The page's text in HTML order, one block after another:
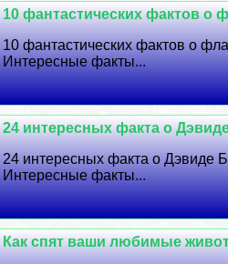
10 фантастических фактов о
10 фантастических фактов о
Интересные факты...
24 интересных факта о
24 интересных факта о Дэвиде
Интересные факты...
Как спят ваши любимые